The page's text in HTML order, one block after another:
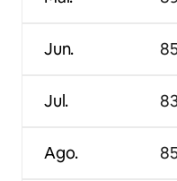
Jun.
Jul.
Ago.